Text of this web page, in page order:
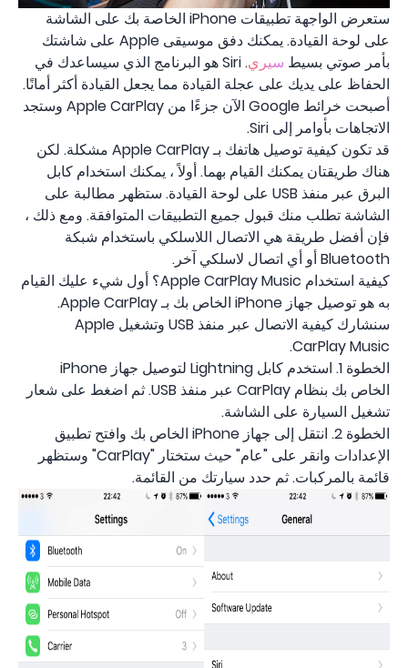
ستعرض الواجهة تطبيقات iPhone الخاصة بك على الشاشة
على لوحة القيادة. يمكنك دفق موسيقى Apple على شاشتك
بأمر صوتي بسيط سيري
. Siri هو البرنامج الذي سيساعدك في
الحفاظ على يديك على عجلة القيادة مما يجعل القيادة أكثر أمانًا.
أصبحت خرائط Google الآن جزءًا من Apple CarPlay وستجد
الاتجاهات بأوامر إلى Siri.
قد تكون كيفية توصيل هاتفك بـ Apple CarPlay مشكلة. لكن
هناك طريقتان يمكنك القيام بهما. أولاً ، يمكنك استخدام كابل
البرق عبر منفذ USB على لوحة القيادة. ستظهر مطالبة على
الشاشة تطلب منك قبول جميع التطبيقات المتوافقة. ومع ذلك ،
فإن أفضل طريقة هي الاتصال اللاسلكي باستخدام شبكة
Bluetooth أو أي اتصال لاسلكي آخر.
كيفية استخدام Apple CarPlay Music؟ أول شيء عليك القيام
به هو توصيل جهاز iPhone الخاص بك بـ Apple CarPlay.
سنشارك كيفية الاتصال عبر منفذ USB وتشغيل Apple
CarPlay Music.
الخطوة 1. استخدم كابل Lightning لتوصيل جهاز iPhone
الخاص بك بنظام CarPlay عبر منفذ USB. ثم اضغط على شعار
تشغيل السيارة على الشاشة.
الخطوة 2. انتقل إلى جهاز iPhone الخاص بك وافتح تطبيق
الإعدادات وانقر على "عام" حيث ستختار "CarPlay" وستظهر
قائمة بالمركبات. ثم حدد سيارتك من القائمة.